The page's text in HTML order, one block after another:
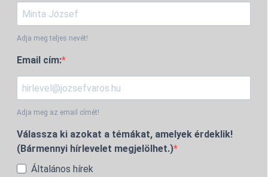
Adja meg teljes nevét!
Email cím:
Adja meg az email címét!
Válassza ki azokat a témákat, amelyek érdeklik!
(Bármennyi hírlevelet megjelölhet.)
Általános hírek